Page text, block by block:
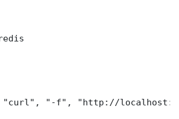
"curl", "-f", "http://